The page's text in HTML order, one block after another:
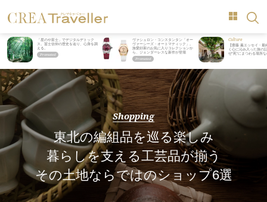
「星のや富士」でデジタルデトック
ス。冨士信仰の歴史を辿り、心身を調
える。
ヴァシュロン・コンスタンタン「オー
ヴァーシーズ・オートマティック」。
旅愛好家のお気に入りコレクションか
ら、ジェンダーレスな新作が登場
Culture
【齋藤 薫エッセイ・最
く心に沁み入った旅の
ぜ“死”にまつわる場所
Shopping
東北の編組品を巡る楽しみ
暮らしを支える工芸品が揃う
その土地ならではのショップ6選